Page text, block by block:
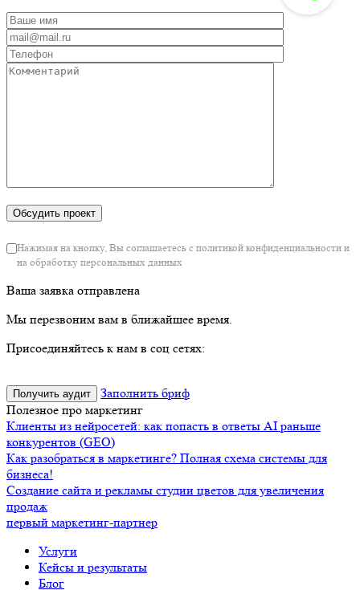
Нажимая на кнопку, Вы соглашаетесь с политикой конфиденциальности и
на обработку персональных данных
Ваша заявка отправлена
Мы перезвоним вам в ближайшее время.
Присоединяйтесь к нам в соц сетях:
Получить аудит
Заполнить бриф
Полезное про маркетинг
Клиенты из нейросетей: как попасть в ответы AI раньше
конкурентов (GEO)
Как разобраться в маркетинге? Полная схема системы для
бизнеса!
Создание сайта и рекламы студии цветов для увеличения
продаж
первый маркетинг-партнер
Услуги
Кейсы и результаты
Блог